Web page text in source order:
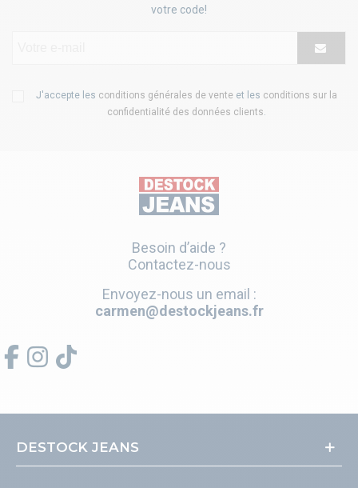
votre code!
J'accepte les conditions générales de vente et les conditions sur la
confidentialité des données clients
Besoin d’aide ?
Contactez-nous
Envoyez-nous un email :
carmen@destockjeans.fr
DESTOCK JEANS